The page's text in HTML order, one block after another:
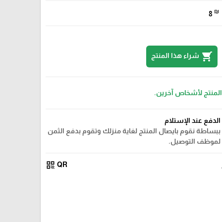
8 ₪
shopping_cart شراء هذا المنتج
لأشخاص آخرين.
الدفع عند الإستلام
ببساطة نقوم بايصال المنتج لغاية منزلك وتقوم بدفع الثمن
لموظف التوصيل.
QR
qr_code